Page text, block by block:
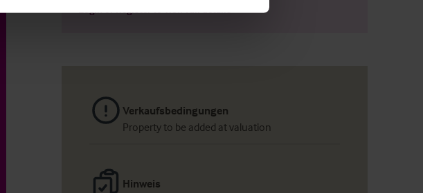
Verkaufsbedingungen
Property to be added at valuation
Hinweis